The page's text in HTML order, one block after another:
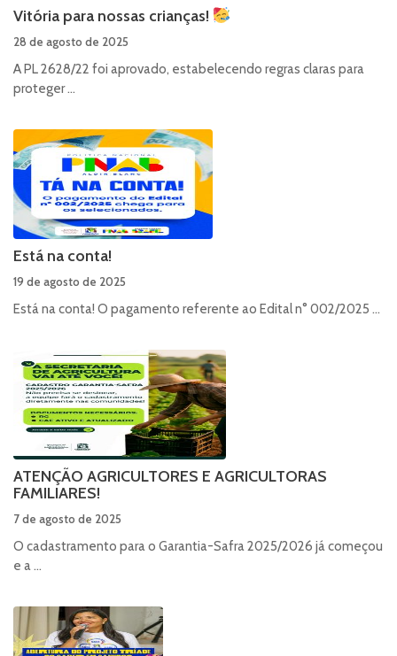
Vitória para nossas crianças!
28 de agosto de 2025
A PL 2628/22 foi aprovado, estabelecendo regras claras para
proteger ...
Está na conta!
19 de agosto de 2025
Está na conta! O pagamento referente ao Edital n° 002/2025 ...
ATENÇÃO AGRICULTORES E AGRICULTORAS
FAMILIARES!
7 de agosto de 2025
O cadastramento para o Garantia-Safra 2025/2026 já começou
e a ...